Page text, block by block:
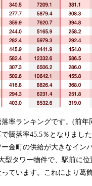
率ランキングです。(前年
騰落率45.5％となりました
金町の供給が大きなイン
型タワー物件で、駅前に
ています。これにより葛